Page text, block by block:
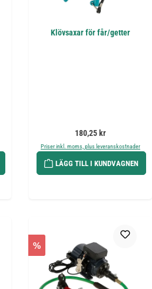
Klövsaxar för får/getter
Ordinarie pris:
180,25 kr
Priser inkl. moms, plus leveranskostnader
LÄGG TILL I KUNDVAGNEN
%